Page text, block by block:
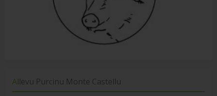
Allevu Purcinu Monte Castellu